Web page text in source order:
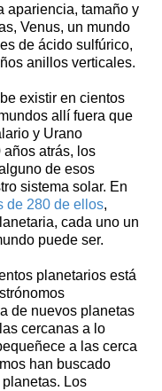
apariencia, tamaño y
Venus, un mundo
de ácido sulfúrico,
anillos verticales.
existir en cientos
allí fuera que
y Urano
atrás, los
de esos
sistema solar. En
de 280 de ellos,
cada uno un
puede ser.
planetarios está
de nuevos planetas
cercanas a lo
a las cerca
han buscado
Los